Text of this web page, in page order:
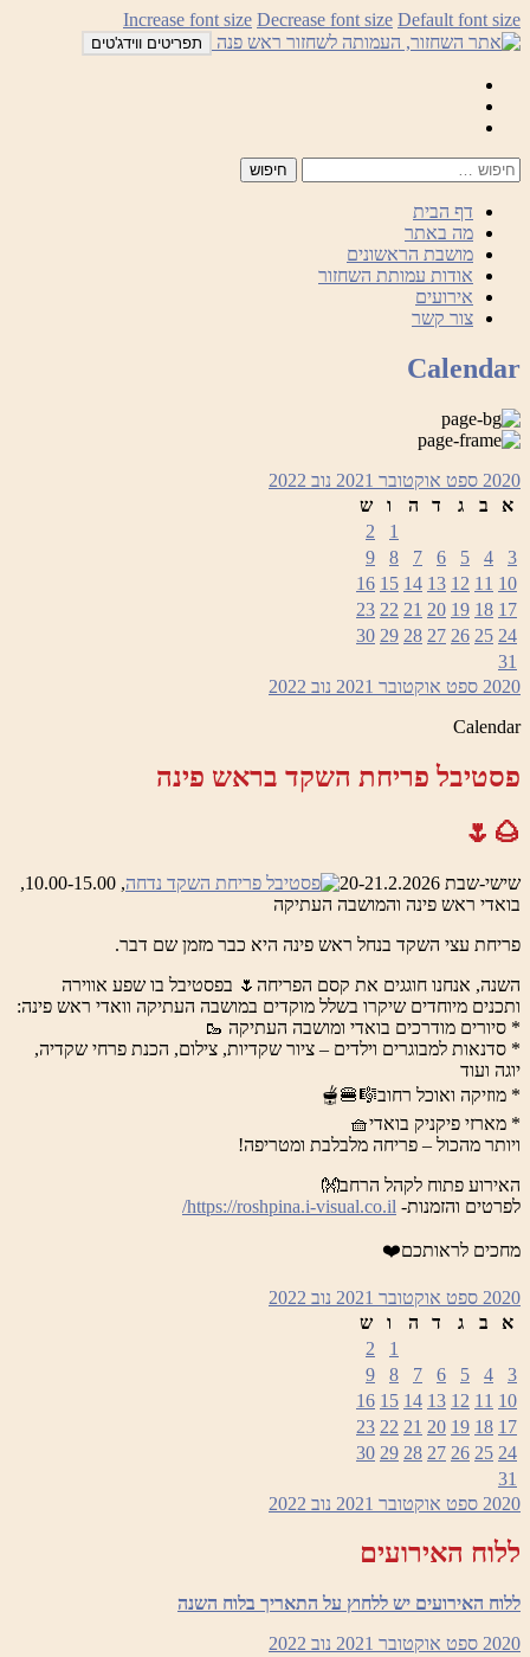
לדלג
לתוכן
Increase font size Decrease font size Default font size
תפריטים ווידג'טים
דף הבית
מה באתר
מושבת הראשונים
אודות עמותת השחזור
אירועים
צור קשר
Calendar
2020 ספט אוקטובר 2021 נוב 2022
א
ב ג ד ה ו
ש
1
2
3
4
5
6
7
8
9
10
11
12
13
14
15
16
17
18
19
20
21
22
23
24
25
26
27
28
29
30
31
2020 ספט אוקטובר 2021 נוב 2022
Calendar
פסטיבל פריחת השקד בראש פינה
🌰🌷
שישי-שבת 20-21.2.2026
, 10.00-15.00,
בואדי ראש פינה והמושבה העתיקה
פריחת עצי השקד בנחל ראש פינה היא כבר מזמן שם דבר.
השנה, אנחנו חוגגים את קסם הפריחה🌷 בפסטיבל בו שפע אווירה
ותכנים מיוחדים שיקרו בשלל מוקדים במושבה העתיקה וואדי ראש פינה:
* סיורים מודרכים בואדי ומושבה העתיקה 🥾
* סדנאות למבוגרים וילדים – ציור שקדיות, צילום, הכנת פרחי שקדיה,
יוגה ועוד
* מוזיקה ואוכל רחוב🎼🍔🫕
* מארזי פיקניק בואדי🧺
ויותר מהכול – פריחה מלבלבת ומטריפה!
האירוע פתוח לקהל הרחב👐
לפרטים והזמנות- https://roshpina.i-visual.co.il/
מחכים לראותכם❤️
2020 ספט אוקטובר 2021 נוב 2022
א
ב ג ד ה ו
ש
1
2
3
4
5
6
7
8
9
10
11
12
13
14
15
16
17
18
19
20
21
22
23
24
25
26
27
28
29
30
31
2020 ספט אוקטובר 2021 נוב 2022
ללוח האירועים
ללוח האירועים יש ללחוץ על התאריך בלוח השנה
2020 ספט אוקטובר 2021 נוב 2022